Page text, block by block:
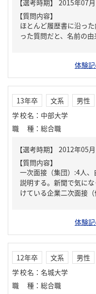
【質問内容】
ほとんど履歴書に沿っ
った質問だと、名前の由
体験
13年卒 文系
男性
学校名 ： 中部大学
職種 ： 総合職
【質問内容】
一次面接（集団）:4人
説明する。新聞で気に
けている企業二次面接
体験
12年卒 文系
男性
学校名 ： 名城大学
職種 ： 総合職